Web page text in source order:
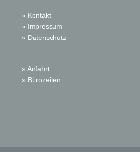
» Kontakt
» Impressum
» Datenschutz
» Anfahrt
» Bürozeiten